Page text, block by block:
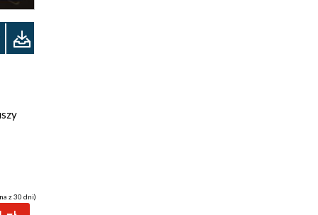
z 30 dni)